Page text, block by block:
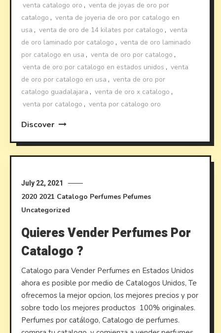
venta catalogo oro , venta de joyas de oro por
catalogo , venta de joyeria de oro por catalogo en
usa , venta de oro de 14 kilates por catalogo , venta
de oro laminado por catalogo , venta de oro laminado
por catalogo en usa , venta de oro por catalogo ,
venta de oro por catalogo en estados unidos , venta
de oro por catalogo en usa , venta de oro por
catalogo guadalajara , venta de oro x catalogo ,
venta por catalogo , venta por catalogo oro
Discover
July 22, 2021
2020 2021 Catalogo Perfumes Pefumes
Uncategorized
Quieres Vender Perfumes Por
Catalogo ?
Catalogo para Vender Perfumes en Estados Unidos
ahora es posible por medio de Catalogos Unidos, Te
ofrecemos la mejor opcion, los mejores precios y por
sobre todo los mejores productos 100% originales.
Perfumes por catálogo, Catalogo de perfumes.